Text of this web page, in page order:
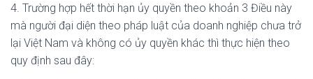
4. Trường hợp hết thời hạn ủy quyền theo khoản 3 Điều này
mà người đại diện theo pháp luật của doanh nghiệp chưa trở
lại Việt Nam và không có ủy quyền khác thì thực hiện theo
quy định sau đây: